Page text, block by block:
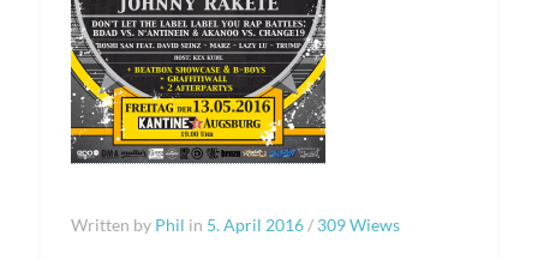
Written by Phil in 5. April 2016 / 309 Wiews